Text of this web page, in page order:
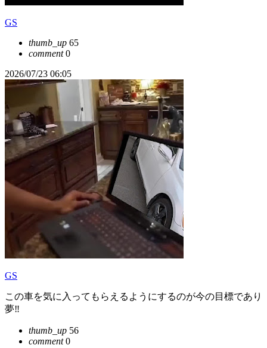
GS
thumb_up 65
comment0
2026/07/23 06:05
GS
この車を気に入ってもらえるようにするのが今の目標であり
夢‼️
thumb_up 56
comment0